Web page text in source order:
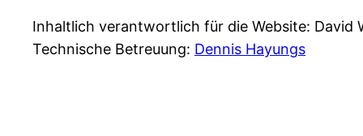
Inhaltlich verantwortlich für die Website: David
Technische Betreuung: Dennis Hayungs